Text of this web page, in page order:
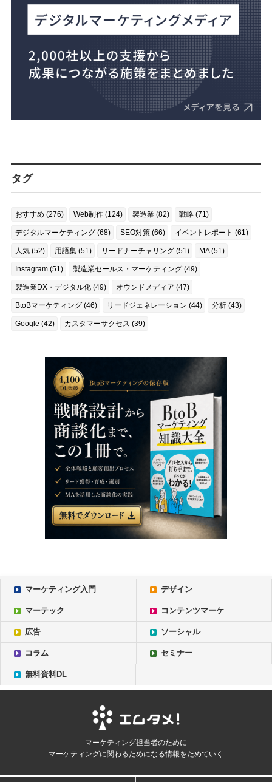
タグ
おすすめ (276) Web制作 (124) 製造業 (82) 戦略 (71)
デジタルマーケティング (68) SEO対策 (66) イベントレポート (61)
人気 (52) 用語集 (51) リードナーチャリング (51) MA (51)
Instagram (51) 製造業セールス・マーケティング (49)
製造業DX・デジタル化 (49) オウンドメディア (47)
BtoBマーケティング (46) リードジェネレーション (44) 分析 (43)
Google (42) カスタマーサクセス (39)
マーケティング入門 デザイン
マーテック コンテンツマーケ
広告 ソーシャル
コラム セミナー
無料資料DL
マーケティング担当者のために
マーケティングに関わるためになる情報をためていく